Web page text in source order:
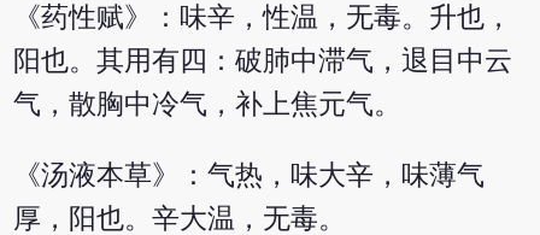
《药性赋》：味辛，性温，无毒。升也，
阳也。其用有四：破肺中滞气，退目中云
气，散胸中冷气，补上焦元气。
《汤液本草》：气热，味大辛，味薄气
厚，阳也。辛大温，无毒。